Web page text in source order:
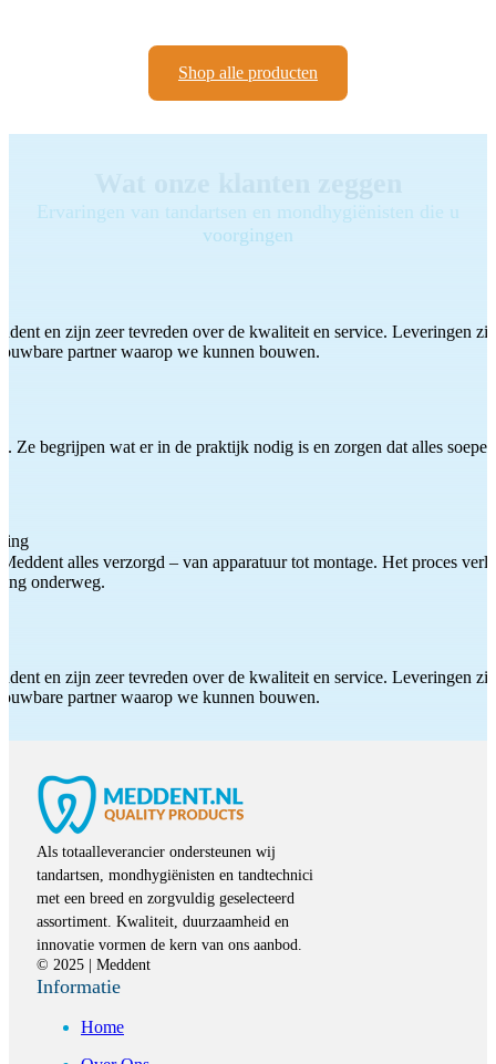
Shop alle producten
Ervaringen van tandartsen en mondhygiënisten die u
voorgingen
en zijn zeer tevreden over de kwaliteit en service. Leveringen
partner waarop we kunnen bouwen.
Ze begrijpen wat er in de praktijk nodig is en zorgen dat alles
alles verzorgd – van apparatuur tot montage. Het proces
onderweg.
en zijn zeer tevreden over de kwaliteit en service. Leveringen
partner waarop we kunnen bouwen.
Als totaalleverancier ondersteunen wij
tandartsen, mondhygiënisten en tandtechnici
met een breed en zorgvuldig geselecteerd
assortiment. Kwaliteit, duurzaamheid en
innovatie vormen de kern van ons aanbod.
© 2025 | Meddent
Informatie
Home